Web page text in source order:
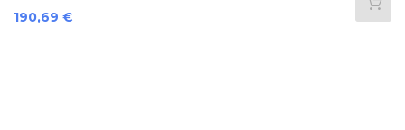
Prezzo
190,69 €